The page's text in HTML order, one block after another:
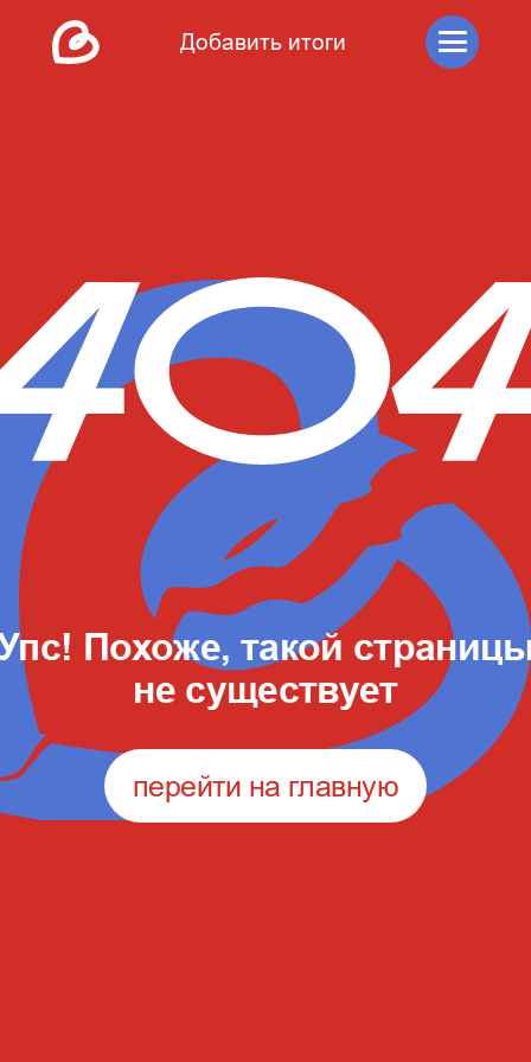
Добавить итоги
Похоже, такой
не существует
перейти на главную